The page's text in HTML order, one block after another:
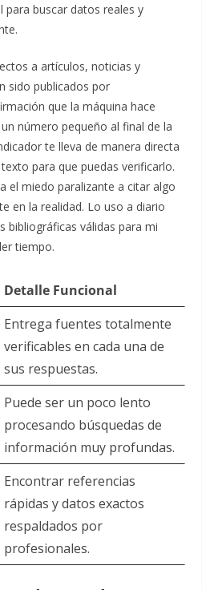
para buscar datos reales y
a artículos, noticias y
sido publicados por
que la máquina hace
número pequeño al final de la
te lleva de manera directa
para que puedas verificarlo.
el miedo paralizante a citar algo
en la realidad. Lo uso a diario
bibliográficas válidas para mi
tiempo.
Detalle Funcional
Entrega fuentes totalmente
verificables en cada una de
sus respuestas.
Puede ser un poco lento
procesando búsquedas de
información muy profundas.
Encontrar referencias
rápidas y datos exactos
respaldados por
profesionales.